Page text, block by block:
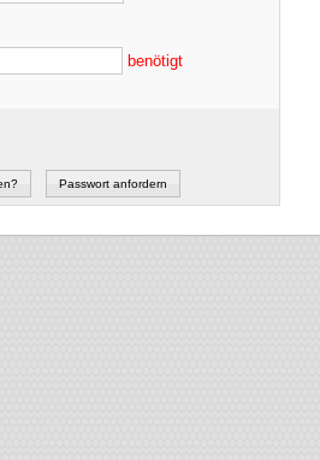
benötigt
Passwort anfordern